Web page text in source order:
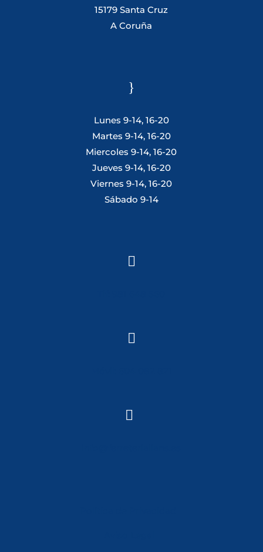
15179 Santa Cruz
A Coruña
}
Lunes 9-14, 16-20
Martes 9-14, 16-20
Miercoles 9-14, 16-20
Jueves 9-14, 16-20
Viernes 9-14, 16-20
Sábado 9-14


